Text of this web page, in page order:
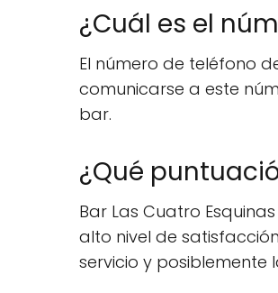
¿Cuál es el
El número de teléfono
comunicarse a este
bar.
¿Qué
Bar Las Cuatro
alto nivel de
servicio y